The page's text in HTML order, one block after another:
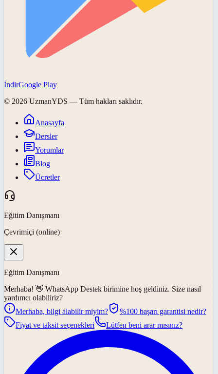
İndirGoogle Play
© 2026 UzmanYDS — Tüm hakları saklıdır.
Anasayfa
Dersler
Yorumlar
Blog
Ücretler
Eğitim Danışmanı
Çevrimiçi (online)
Eğitim Danışmanı
Merhaba! 👋 WhatsApp Destek birimine hoş geldiniz. Size nasıl
yardımcı olabiliriz?
Merhaba, bilgi alabilir miyim?
%100 başarı garantisi nedir?
Fiyat ve taksit seçenekleri
Lütfen beni arar mısınız?